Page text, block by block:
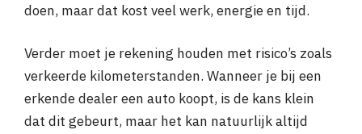
doen, maar dat kost veel werk, energie en tijd.
Verder moet je rekening houden met risico’s zoals
verkeerde kilometerstanden. Wanneer je bij een
erkende dealer een auto koopt, is de kans klein
dat dit gebeurt, maar het kan natuurlijk altijd